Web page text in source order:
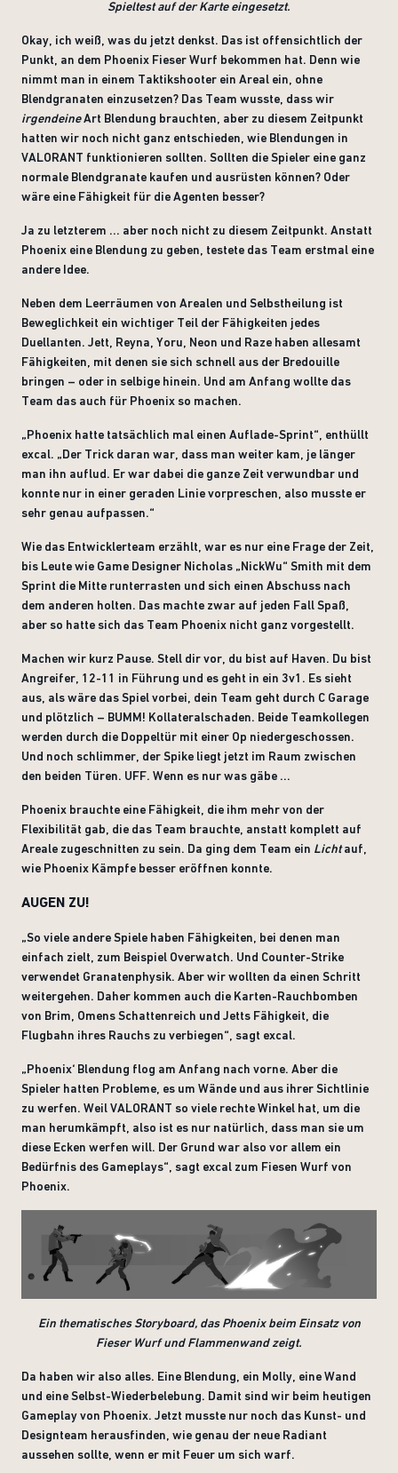
Spieltest auf der Karte eingesetzt.
Okay, ich weiß, was du jetzt denkst. Das ist offensichtlich der
Punkt, an dem Phoenix Fieser Wurf bekommen hat. Denn wie
nimmt man in einem Taktikshooter ein Areal ein, ohne
Blendgranaten einzusetzen? Das Team wusste, dass wir
irgendeineArt Blendung brauchten, aber zu diesem Zeitpunkt
hatten wir noch nicht ganz entschieden, wie Blendungen in
VALORANT funktionieren sollten. Sollten die Spieler eine ganz
normale Blendgranate kaufen und ausrüsten können? Oder
wäre eine Fähigkeit für die Agenten besser?
Ja zu letzterem ... aber noch nicht zu diesem Zeitpunkt. Anstatt
Phoenix eine Blendung zu geben, testete das Team erstmal eine
andere Idee.
Neben dem Leerräumen von Arealen und Selbstheilung ist
Beweglichkeit ein wichtiger Teil der Fähigkeiten jedes
Duellanten. Jett, Reyna, Yoru, Neon und Raze haben allesamt
Fähigkeiten, mit denen sie sich schnell aus der Bredouille
bringen – oder in selbige hinein. Und am Anfang wollte das
Team das auch für Phoenix so machen.
„Phoenix hatte tatsächlich mal einen Auflade-Sprint“, enthüllt
excal. „Der Trick daran war, dass man weiter kam, je länger
man ihn auflud. Er war dabei die ganze Zeit verwundbar und
konnte nur in einer geraden Linie vorpreschen, also musste er
sehr genau aufpassen.“
Wie das Entwicklerteam erzählt, war es nur eine Frage der Zeit,
bis Leute wie Game Designer Nicholas „NickWu“ Smith mit dem
Sprint die Mitte runterrasten und sich einen Abschuss nach
dem anderen holten. Das machte zwar auf jeden Fall Spaß,
aber so hatte sich das Team Phoenix nicht ganz vorgestellt.
Machen wir kurz Pause. Stell dir vor, du bist auf Haven. Du bist
Angreifer, 12-11 in Führung und es geht in ein 3v1. Es sieht
aus, als wäre das Spiel vorbei, dein Team geht durch C Garage
und plötzlich – BUMM! Kollateralschaden. Beide Teamkollegen
werden durch die Doppeltür mit einer Op niedergeschossen.
Und noch schlimmer, der Spike liegt jetzt im Raum zwischen
den beiden Türen. UFF. Wenn es nur was gäbe ...
Phoenix brauchte eine Fähigkeit, die ihm mehr von der
Flexibilität gab, die das Team brauchte, anstatt komplett auf
Areale zugeschnitten zu sein. Da ging dem Team ein Lichtauf,
wie Phoenix Kämpfe besser eröffnen konnte.
AUGEN ZU!
„So viele andere Spiele haben Fähigkeiten, bei denen man
einfach zielt, zum Beispiel Overwatch. Und Counter-Strike
verwendet Granatenphysik. Aber wir wollten da einen Schritt
weitergehen. Daher kommen auch die Karten-Rauchbomben
von Brim, Omens Schattenreich und Jetts Fähigkeit, die
Flugbahn ihres Rauchs zu verbiegen“, sagt excal.
„Phoenix‘ Blendung flog am Anfang nach vorne. Aber die
Spieler hatten Probleme, es um Wände und aus ihrer Sichtlinie
zu werfen. Weil VALORANT so viele rechte Winkel hat, um die
man herumkämpft, also ist es nur natürlich, dass man sie um
diese Ecken werfen will. Der Grund war also vor allem ein
Bedürfnis des Gameplays“, sagt excal zum Fiesen Wurf von
Phoenix.
Ein thematisches Storyboard, das Phoenix beim Einsatz von
Fieser Wurf und Flammenwand zeigt.
Da haben wir also alles. Eine Blendung, ein Molly, eine Wand
und eine Selbst-Wiederbelebung. Damit sind wir beim heutigen
Gameplay von Phoenix. Jetzt musste nur noch das Kunst- und
Designteam herausfinden, wie genau der neue Radiant
aussehen sollte, wenn er mit Feuer um sich warf.